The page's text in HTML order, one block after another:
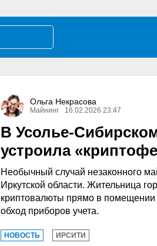
Ольга Некрасова
Майнинг 16.02.2026 23:47
В Усолье-
устроила
Необычный случай незаконного
Иркутской области. Жительница
криптовалюты прямо в помещении
обход приборов учета.
НОВОСТЬ ИРСИТИ